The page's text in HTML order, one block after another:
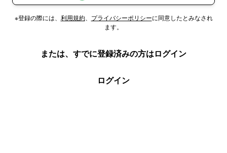
※登録の際には、 利用規約、 プライバシーポリシーに同意したとみなされ
ます。
または、すでに登録済みの方はログイン
ログイン